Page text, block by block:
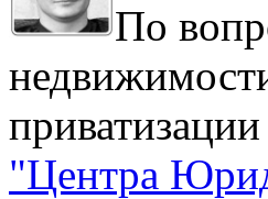
По
"Центра